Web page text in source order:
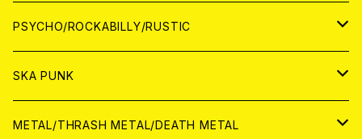
CD
アナログ
CD
JAPAN
CD
ANALOG
WORLD
CD
PSYCHO/ROCKABILLY/RUSTIC
JAPAN
CD
WORLD
SKA PUNK
JAPAN
METAL/THRASH METAL/DEATH METAL